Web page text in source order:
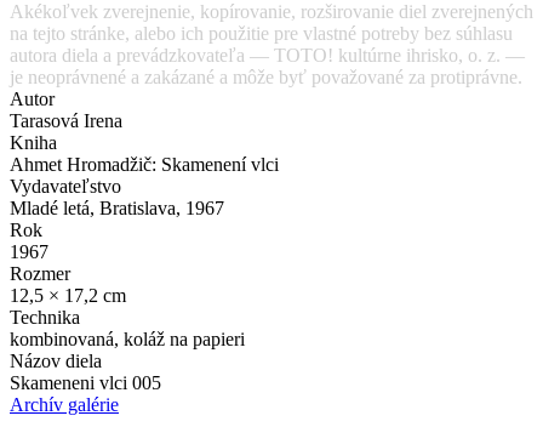
Akékoľvek zverejnenie, kopírovanie, rozširovanie diel zverejnených
na tejto stránke, alebo ich použitie pre vlastné potreby bez súhlasu
autora diela a prevádzkovateľa — TOTO! kultúrne ihrisko, o. z. —
je neoprávnené a zakázané a môže byť považované za protiprávne.
Autor
Tarasová Irena
Kniha
Ahmet Hromadžič: Skamenení vlci
Vydavateľstvo
Mladé letá, Bratislava, 1967
Rok
1967
Rozmer
12,5 × 17,2 cm
Technika
kombinovaná, koláž na papieri
Názov diela
Skameneni vlci 005
Archív galérie